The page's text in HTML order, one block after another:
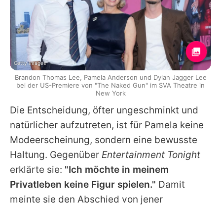
Die Entscheidung, öfter ungeschminkt und
natürlicher aufzutreten, ist für Pamela keine
Modeerscheinung, sondern eine bewusste
Haltung. Gegenüber Entertainment Tonight
erklärte sie: "Ich möchte in meinem
Privatleben keine Figur spielen." Damit
meinte sie den Abschied von jener
Getty Images
Brandon Thomas Lee, Pamela Anderson und Dylan Jagger Lee
bei der US-Premiere von "The Naked Gun" im SVA Theatre in
New York